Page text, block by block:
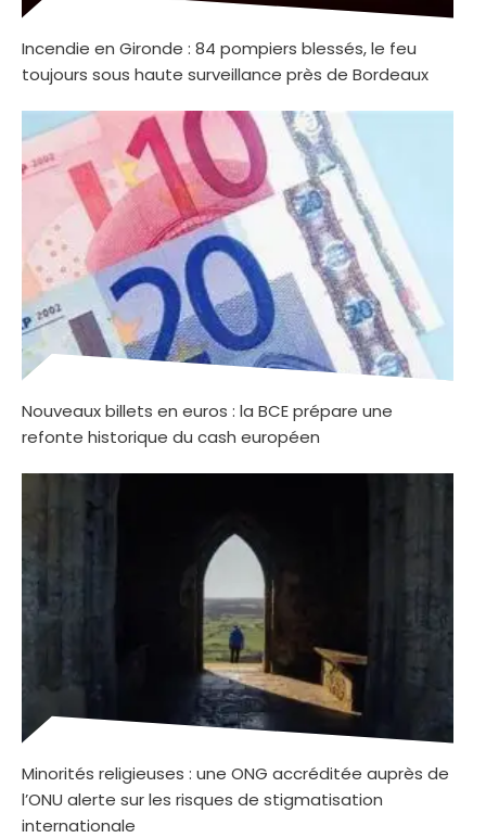
Incendie en Gironde : 84 pompiers blessés, le feu
toujours sous haute surveillance près de Bordeaux
Nouveaux billets en euros : la BCE prépare une
refonte historique du cash européen
Minorités religieuses : une ONG accréditée auprès de
l’ONU alerte sur les risques de stigmatisation
internationale